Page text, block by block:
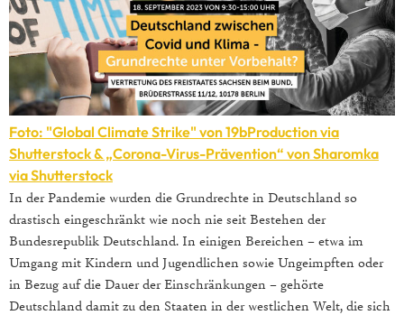
Foto: "Global Climate Strike" von 19bProduction via
Shutterstock & „Corona-Virus-Prävention“ von Sharomka
via Shutterstock
In der Pandemie wurden die Grundrechte in Deutschland so
drastisch eingeschränkt wie noch nie seit Bestehen der
Bundesrepublik Deutschland. In einigen Bereichen – etwa im
Umgang mit Kindern und Jugendlichen sowie Ungeimpften oder
in Bezug auf die Dauer der Einschränkungen – gehörte
Deutschland damit zu den Staaten in der westlichen Welt, die sich